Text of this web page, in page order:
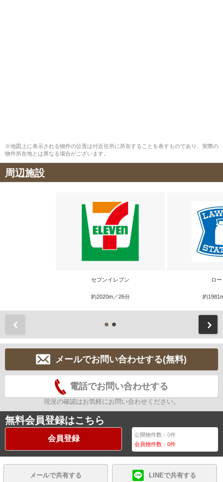
※地図上に表示される物件の位置は付近住所に所在することを表すものであり、実際の
物件所在地とは異なる場合がございます。
周辺施設
セブンイレブン
約2020m／26分
ロ
約
メールでお問い合わせする(無料)
電話でお問い合わせする
現況の確認はお気軽にお問い合わせください。
無料会員登録はこちら
会員登録 公開物件数：0件
会員物件数：0件
メールで共有する LINEで共有する